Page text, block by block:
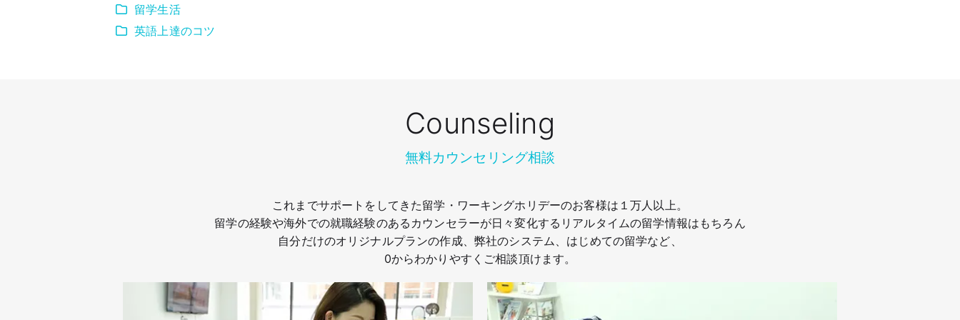
留学生活
英語上達のコツ
Counseling
無料カウンセリング相談
これまでサポートをしてきた留学・ワーキングホリデーのお客様は１万人以上。
留学の経験や海外での就職経験のあるカウンセラーが日々変化するリアルタイムの留学情報はもちろん
自分だけのオリジナルプランの作成、弊社のシステム、はじめての留学など、
0からわかりやすくご相談頂けます。